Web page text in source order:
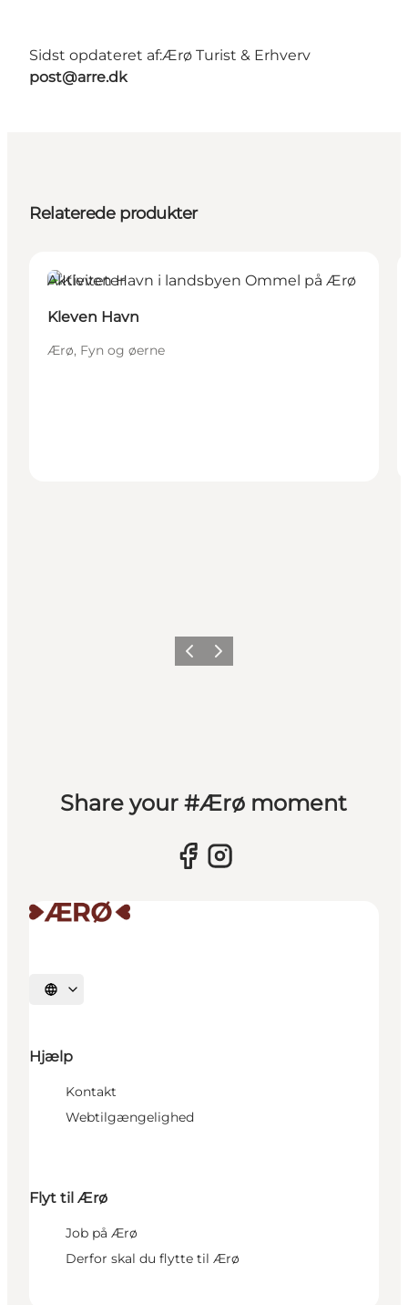
Sidst opdateret af:Ærø Turist & Erhverv
post@arre.dk
Relaterede produkter
Aktiviteter
Kleven Havn
Ærø, Fyn og øerne
ForrigeNæste
Share your #Ærø moment
Vælg sprog
Hjælp
Kontakt
Webtilgængelighed
Flyt til Ærø
Job på Ærø
Derfor skal du flytte til Ærø